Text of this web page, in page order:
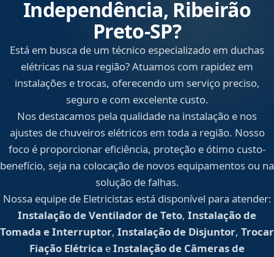
Independência, Ribeirão
Preto‑SP?
Está em busca de um técnico especializado em duchas
elétricas na sua região? Atuamos com rapidez em
instalações e trocas, oferecendo um serviço preciso,
seguro e com excelente custo.
Nos destacamos pela qualidade na instalação e nos
ajustes de chuveiros elétricos em toda a região. Nosso
foco é proporcionar eficiência, proteção e ótimo custo-
benefício, seja na colocação de novos equipamentos ou na
solução de falhas.
Nossa equipe de Eletricistas está disponível para atender:
Instalação de Ventilador de Teto, Instalação de
Tomada e Interruptor, Instalação de Disjuntor, Trocar
Fiação Elétrica eInstalação de Câmeras de